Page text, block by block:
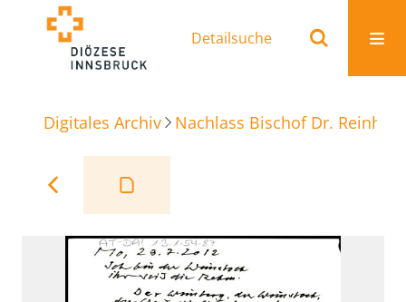
Detailsuche
Digitales Archiv Nachlass Bischof Dr.